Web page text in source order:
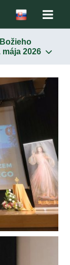
2026